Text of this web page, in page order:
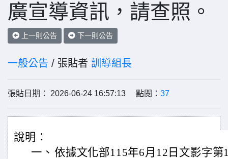
廣宣導資訊，請查照。
上一則公告 下一則公告
一般公告 / 張貼者 訓導組長
張貼日期： 2026-06-24 16:57:13 點閱： 37
說明：
一、 依據文化部115年6月12日文影字第